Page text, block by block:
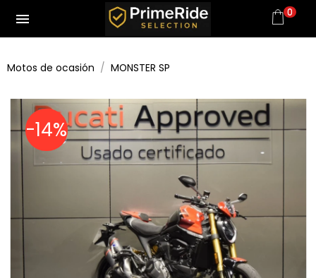
menu 0
Motos de ocasión MONSTER SP
-14%